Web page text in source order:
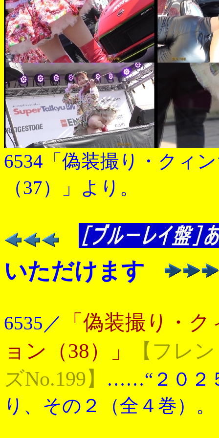
6534「偽装撮り・クィ
（37）」より。
いただけます
6535／
「偽装撮り・
ョン（38）」
【フレ
ズNo.199】
……“２０２
り、その２（全４巻）。